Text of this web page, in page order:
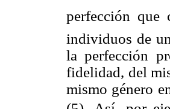
perfección que
individuos de
la perfección
fidelidad, del
mismo género